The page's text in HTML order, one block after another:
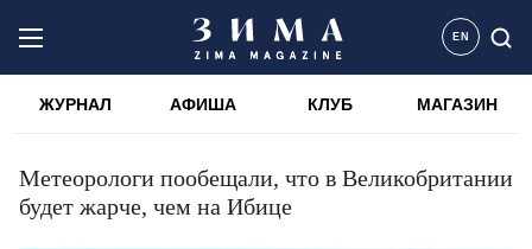
EN
ЖУРНАЛ АФИША КЛУБ МАГАЗИН
Метеорологи пообещали, что в Великобритании
будет жарче, чем на Ибице